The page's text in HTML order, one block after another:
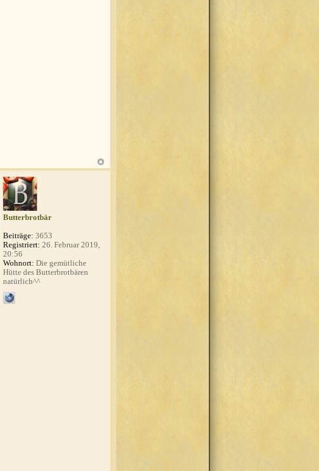
Butterbrotbär
Beiträge: 3653
Registriert: 26. Februar 2019,
20:56
Wohnort: Die gemütliche
Hütte des Butterbrotbären
natürlich^^